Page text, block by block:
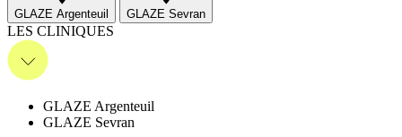
GLAZE Argenteuil GLAZE Sevran
LES CLINIQUES
GLAZE Argenteuil
GLAZE Sevran